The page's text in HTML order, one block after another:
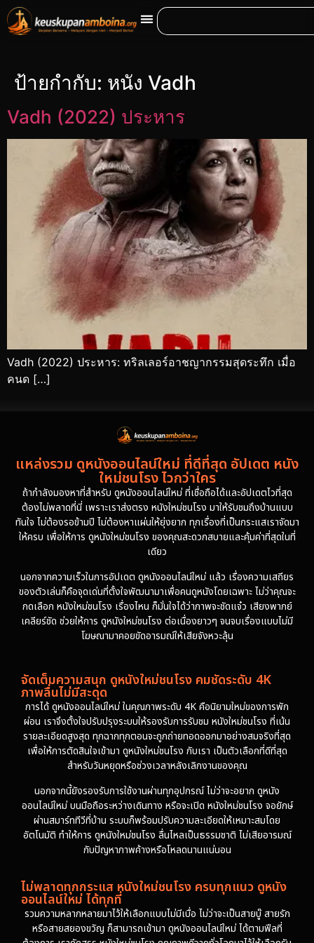
ป้ายกำกับ: หนัง Vadh
Vadh (2022) ประหาร
Vadh (2022) ประหาร: ทริลเลอร์อาชญากรรมสุดระทึก เมื่อ
คนด […]
แหล่งรวม ดูหนังออนไลน์ใหม่ ที่ดีที่สุด อัปเดต หนัง
ใหม่ชนโรง ไวกว่าใคร
ถ้ากำลังมองหาที่สำหรับ ดูหนังออนไลน์ใหม่ ที่เชื่อถือได้และอัปเดตไวที่สุด
ต้องไม่พลาดที่นี่ เพราะเราส่งตรง หนังใหม่ชนโรง มาให้รับชมถึงบ้านแบบ
ทันใจ ไม่ต้องรอข้ามปี ไม่ต้องหาแผ่นให้ยุ่งยาก ทุกเรื่องที่เป็นกระแสเราจัดมา
ให้ครบ เพื่อให้การ ดูหนังใหม่ชนโรง ของคุณสะดวกสบายและคุ้มค่าที่สุดในที่
เดียว
นอกจากความเร็วในการอัปเดต ดูหนังออนไลน์ใหม่ แล้ว เรื่องความเสถียร
ของตัวเล่นก็คือจุดเด่นที่ตั้งใจพัฒนามาเพื่อคนดูหนังโดยเฉพาะ ไม่ว่าคุณจะ
กดเลือก หนังใหม่ชนโรง เรื่องไหน ก็มั่นใจได้ว่าภาพจะชัดแจ๋ว เสียงพากย์
เคลียร์ชัด ช่วยให้การ ดูหนังใหม่ชนโรง ต่อเนื่องยาวๆ จนจบเรื่องแบบไม่มี
โฆษณามาคอยขัดอารมณ์ให้เสียจังหวะลุ้น
จัดเต็มความสนุก ดูหนังใหม่ชนโรง คมชัดระดับ 4K
ภาพลื่นไม่มีสะดุด
การได้ ดูหนังออนไลน์ใหม่ ในคุณภาพระดับ 4K คือนิยามใหม่ของการพัก
ผ่อน เราจึงตั้งใจปรับปรุงระบบให้รองรับการรับชม หนังใหม่ชนโรง ที่เน้น
รายละเอียดสูงสุด ทุกฉากทุกตอนจะถูกถ่ายทอดออกมาอย่างสมจริงที่สุด
เพื่อให้การตัดสินใจเข้ามา ดูหนังใหม่ชนโรง กับเรา เป็นตัวเลือกที่ดีที่สุด
สำหรับวันหยุดหรือช่วงเวลาหลังเลิกงานของคุณ
นอกจากนี้ยังรองรับการใช้งานผ่านทุกอุปกรณ์ ไม่ว่าจะอยาก ดูหนัง
ออนไลน์ใหม่ บนมือถือระหว่างเดินทาง หรือจะเปิด หนังใหม่ชนโรง จอยักษ์
ผ่านสมาร์ททีวีที่บ้าน ระบบก็พร้อมปรับความละเอียดให้เหมาะสมโดย
อัตโนมัติ ทำให้การ ดูหนังใหม่ชนโรง ลื่นไหลเป็นธรรมชาติ ไม่เสียอารมณ์
กับปัญหาภาพค้างหรือโหลดนานแน่นอน
ไม่พลาดทุกกระแส หนังใหม่ชนโรง ครบทุกแนว ดูหนัง
ออนไลน์ใหม่ ได้ทุกที่
รวมความหลากหลายมาไว้ให้เลือกแบบไม่มีเบื่อ ไม่ว่าจะเป็นสายบู๊ สายรัก
หรือสายสยองขวัญ ก็สามารถเข้ามา ดูหนังออนไลน์ใหม่ ได้ตามฟีลที่